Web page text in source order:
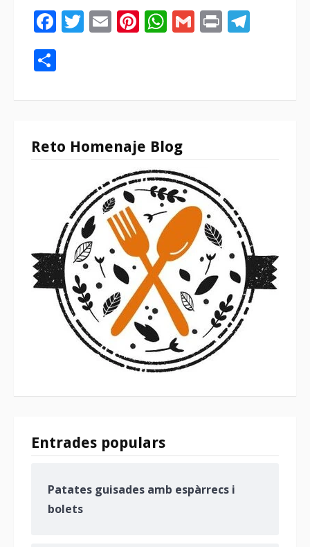
Facebook
Twitter
EmailPinterest
WhatsApp
Gmail
Print
Reto Homenaje Blog
Entrades populars
Patates guisades amb espàrrecs i
bolets